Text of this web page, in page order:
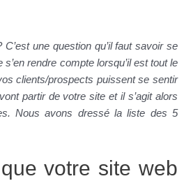
une question qu’il faut savoir se
rendre compte lorsqu’il est tout le
clients/prospects puissent se sentir
partir de votre site et il s’agit alors
Nous avons dressé la liste des 5
votre site web